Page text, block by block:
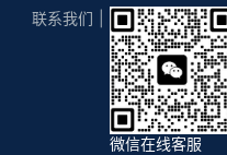
联系我们
微信在线客服